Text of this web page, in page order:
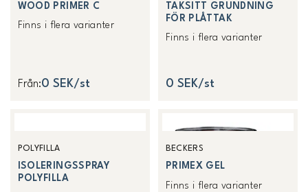
WOOD PRIMER C
Finns i flera varianter
Från:0 SEK/st
TAKSITT GRUNDNING
FÖR PLÅTTAK
Finns i flera varianter
0 SEK/st
POLYFILLA
ISOLERINGSSPRAY
POLYFILLA
BECKERS
PRIMEX GEL
Finns i flera varianter